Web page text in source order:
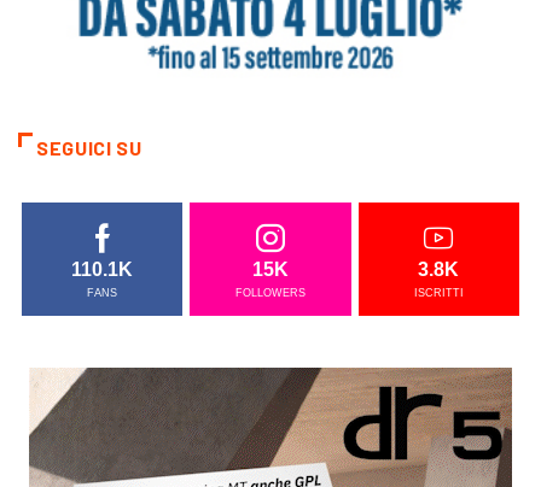
SEGUICI SU
110.1K
FANS
15K
FOLLOWERS
3.8K
ISCRITTI